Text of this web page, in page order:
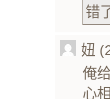
错
妞
俺
心